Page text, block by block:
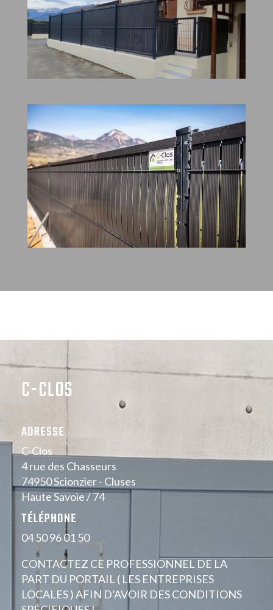
C-CLOS
ADRESSE
C-Clos
4 rue des Chasseurs
74950 Scionzier - Cluses
Haute Savoie / 74
TÉLÉPHONE
04 50 96 01 50
CONTACTEZ CE PROFESSIONNEL DE LA
PART DU PORTAIL ( LES ENTREPRISES
LOCALES ) AFIN D’AVOIR DES CONDITIONS